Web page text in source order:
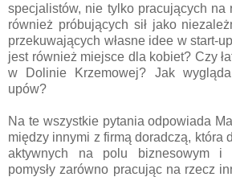
specjalistów, nie tylko pracujących na
również próbujących sił jako
przekuwających własne idee w start-
jest również miejsce dla kobiet? Czy
w Dolinie Krzemowej? Jak
upów?
Na te wszystkie pytania odpowiada
między innymi z firmą doradczą, która
aktywnych na polu biznesowym i
pomysły zarówno pracując na rzecz